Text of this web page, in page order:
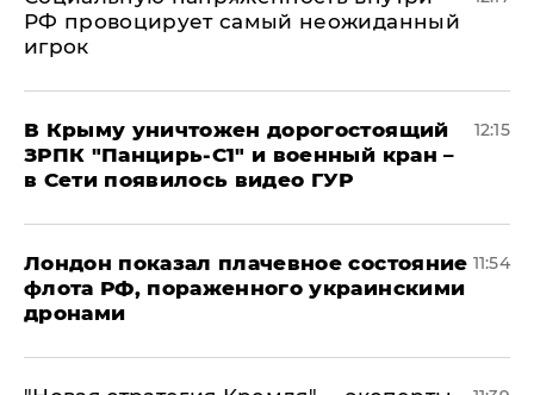
РФ провоцирует самый неожиданный
игрок
В Крыму уничтожен дорогостоящий
ЗРПК "Панцирь-С1" и военный кран –
в Сети появилось видео ГУР
12:15
Лондон показал плачевное состояние
флота РФ, пораженного украинскими
дронами
11:54